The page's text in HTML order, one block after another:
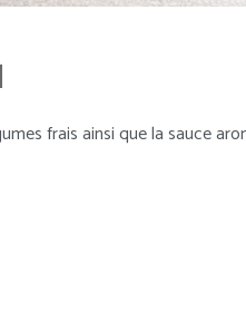
frais ainsi que la sauce